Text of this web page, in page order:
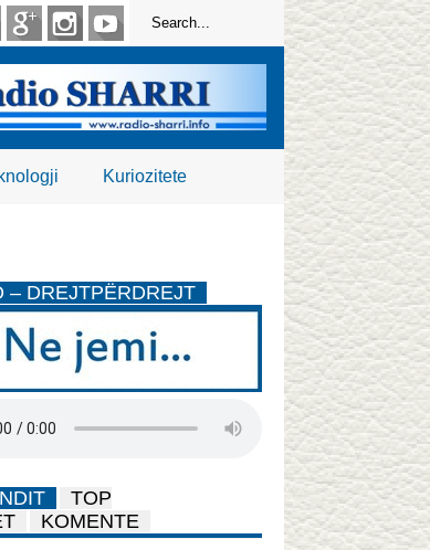
Kuriozitete
– DREJTPËRDREJT
TOP
KOMENTE